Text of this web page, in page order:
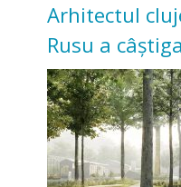
Arhitectul
Rusu a